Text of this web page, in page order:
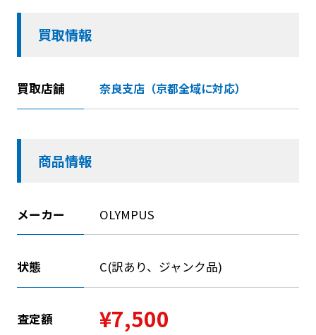
買取情報
買取店舗 奈良支店（京都全域に対応）
商品情報
メーカー OLYMPUS
状態 C(訳あり、ジャンク品)
査定額 ¥7,500